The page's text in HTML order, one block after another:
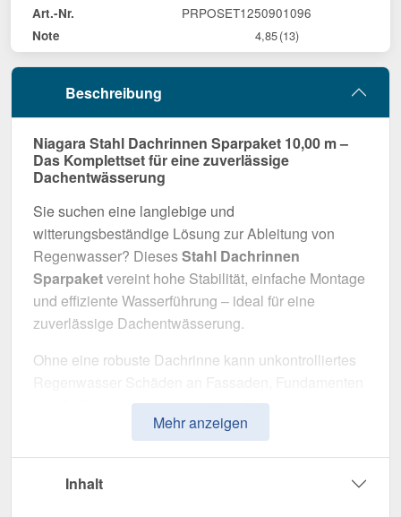
Art.-Nr. PRPOSET1250901096
Note 4,85(13)
Beschreibung
Niagara Stahl Dachrinnen Sparpaket 10,00 m –
Das Komplettset für eine zuverlässige
Dachentwässerung
Sie suchen eine langlebige und
witterungsbeständige Lösung zur Ableitung von
Regenwasser? DiesesStahl Dachrinnen
Sparpaketvereint hohe Stabilität, einfache Montage
und effiziente Wasserführung – ideal für eine
zuverlässige Dachentwässerung.
Ohne eine robuste Dachrinne kann unkontrolliertes
und Außenanlagen verursachen. Dieses
Dachrinnensystem wurde speziell entwickelt, um
durch hohe Widerstandsfähigkeit, eine durchdachte
Mehr anzeigen
Inhalt